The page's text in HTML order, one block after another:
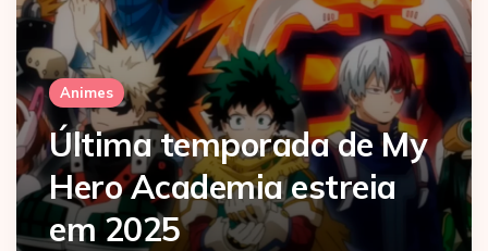
Animes
Última temporada de My
Hero Academia estreia
em 2025